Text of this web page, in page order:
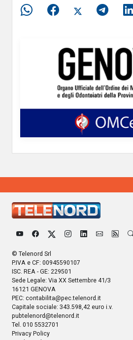
© Telenord Srl
P.IVA e CF: 00945590107
ISC. REA - GE: 229501
Sede Legale: Via XX Settembre 41/3
16121 GENOVA
PEC: contabilita@pec.telenord.it
Capitale sociale: 343.598,42 euro i.v.
pubtelenord@telenord.it
Tel. 010 5532701
Privacy Policy